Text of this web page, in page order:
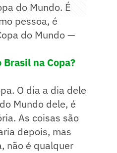
do Mundo. É
pessoa, é
do Mundo —
na Copa?
O dia a dia dele
Mundo dele, é
As coisas são
depois, mas
não é qualquer